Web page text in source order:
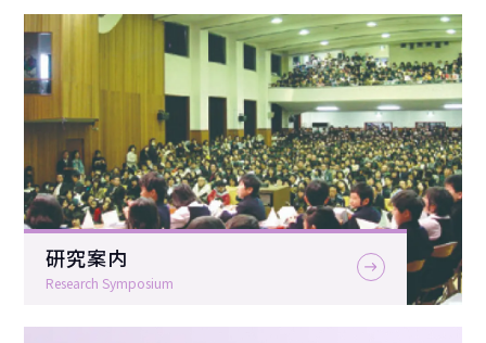
気象警報発令時の登校基本ルール
学校いじめ
防止 基本方針
入試情報
卒業生の皆様へ
研究案内
Research Symposium